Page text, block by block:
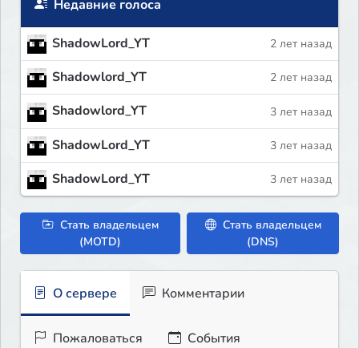
Недавние голоса
ShadowLord_YT 2 лет назад
Shadowlord_YT 2 лет назад
Shadowlord_YT 3 лет назад
ShadowLord_YT 3 лет назад
ShadowLord_YT 3 лет назад
Стать владельцем
(MOTD)
Стать владельцем
(DNS)
О сервере Комментарии
Пожаловаться События